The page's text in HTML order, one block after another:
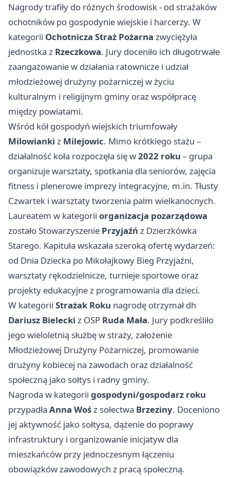
Nagrody trafiły do różnych środowisk - od strażaków
ochotników po gospodynie wiejskie i harcerzy. W
kategorii Ochotnicza Straż Pożarna zwyciężyła
jednostka z Rzeczkowa. Jury doceniło ich długotrwałe
zaangażowanie w działania ratownicze i udział
młodzieżowej drużyny pożarniczej w życiu
kulturalnym i religijnym gminy oraz współpracę
między powiatami.
Wśród kół gospodyń wiejskich triumfowały
Milowianki z Milejowic. Mimo krótkiego stażu –
działalność koła rozpoczęła się w2022 roku – grupa
organizuje warsztaty, spotkania dla seniorów, zajęcia
fitness i plenerowe imprezy integracyjne, m.in. Tłusty
Czwartek i warsztaty tworzenia palm wielkanocnych.
Laureatem w kategorii organizacja pozarządowa
zostało Stowarzyszenie Przyjaźń z Dzierzkówka
Starego. Kapituła wskazała szeroką ofertę wydarzeń:
od Dnia Dziecka po Mikołajkowy Bieg Przyjaźni,
warsztaty rękodzielnicze, turnieje sportowe oraz
projekty edukacyjne z programowania dla dzieci.
W kategorii Strażak Roku nagrodę otrzymał dh
Dariusz Bielecki z OSP Ruda Mała. Jury podkreśliło
jego wieloletnią służbę w straży, założenie
Młodzieżowej Drużyny Pożarniczej, promowanie
drużyny kobiecej na zawodach oraz działalność
społeczną jako sołtys i radny gminy.
Nagroda w kategorii gospodyni/gospodarz roku
przypadła Anna Wośz sołectwa Brzeziny. Doceniono
jej aktywność jako sołtysa, dążenie do poprawy
infrastruktury i organizowanie inicjatyw dla
mieszkańców przy jednoczesnym łączeniu
obowiązków zawodowych z pracą społeczną.